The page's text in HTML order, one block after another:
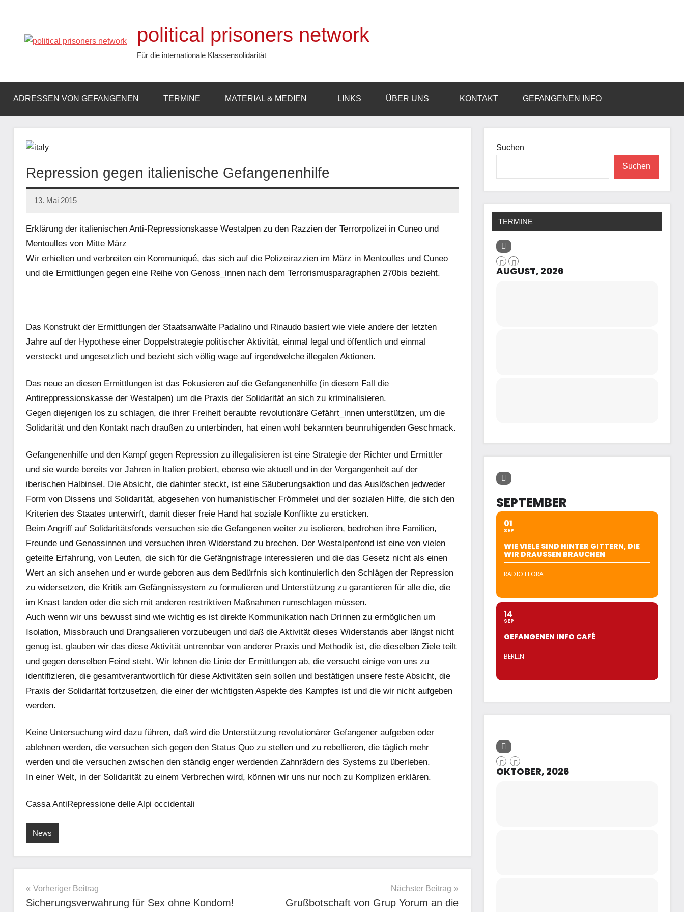
springen
political prisoners network
Für die internationale Klassensolidarität
ADRESSEN VON GEFANGENEN TERMINE MATERIAL & MEDIEN LINKS ÜBER UNS KONTAKT GEFANGENEN INFO
Repression gegen italienische Gefangenenhilfe
13. Mai 2015
admin
Erklärung der italienischen Anti-Repressionskasse Westalpen zu den Razzien der Terrorpolizei in Cuneo und
Mentoulles von Mitte März
Wir erhielten und verbreiten ein Kommuniqué, das sich auf die Polizeirazzien im März in Mentoulles und Cuneo
und die Ermittlungen gegen eine Reihe von Genoss_innen nach dem Terrorismusparagraphen 270bis bezieht.
Das Konstrukt der Ermittlungen der Staatsanwälte Padalino und Rinaudo basiert wie viele andere der letzten
Jahre auf der Hypothese einer Doppelstrategie politischer Aktivität, einmal legal und öffentlich und einmal
versteckt und ungesetzlich und bezieht sich völlig wage auf irgendwelche illegalen Aktionen.
Das neue an diesen Ermittlungen ist das Fokusieren auf die Gefangenenhilfe (in diesem Fall die
Antireppressionskasse der Westalpen) um die Praxis der Solidarität an sich zu kriminalisieren.
Gegen diejenigen los zu schlagen, die ihrer Freiheit beraubte revolutionäre Gefährt_innen unterstützen, um die
Solidarität und den Kontakt nach draußen zu unterbinden, hat einen wohl bekannten beunruhigenden Geschmack.
Gefangenenhilfe und den Kampf gegen Repression zu illegalisieren ist eine Strategie der Richter und Ermittler
und sie wurde bereits vor Jahren in Italien probiert, ebenso wie aktuell und in der Vergangenheit auf der
iberischen Halbinsel. Die Absicht, die dahinter steckt, ist eine Säuberungsaktion und das Auslöschen jedweder
Form von Dissens und Solidarität, abgesehen von humanistischer Frömmelei und der sozialen Hilfe, die sich den
Kriterien des Staates unterwirft, damit dieser freie Hand hat soziale Konflikte zu ersticken.
Beim Angriff auf Solidaritätsfonds versuchen sie die Gefangenen weiter zu isolieren, bedrohen ihre Familien,
Freunde und Genossinnen und versuchen ihren Widerstand zu brechen. Der Westalpenfond ist eine von vielen
geteilte Erfahrung, von Leuten, die sich für die Gefängnisfrage interessieren und die das Gesetz nicht als einen
Wert an sich ansehen und er wurde geboren aus dem Bedürfnis sich kontinuierlich den Schlägen der Repression
zu widersetzen, die Kritik am Gefängnissystem zu formulieren und Unterstützung zu garantieren für alle die, die
im Knast landen oder die sich mit anderen restriktiven Maßnahmen rumschlagen müssen.
Auch wenn wir uns bewusst sind wie wichtig es ist direkte Kommunikation nach Drinnen zu ermöglichen um
Isolation, Missbrauch und Drangsalieren vorzubeugen und daß die Aktivität dieses Widerstands aber längst nicht
genug ist, glauben wir das diese Aktivität untrennbar von anderer Praxis und Methodik ist, die dieselben Ziele teilt
und gegen denselben Feind steht. Wir lehnen die Linie der Ermittlungen ab, die versucht einige von uns zu
identifizieren, die gesamtverantwortlich für diese Aktivitäten sein sollen und bestätigen unsere feste Absicht, die
Praxis der Solidarität fortzusetzen, die einer der wichtigsten Aspekte des Kampfes ist und die wir nicht aufgeben
werden.
Keine Untersuchung wird dazu führen, daß wird die Unterstützung revolutionärer Gefangener aufgeben oder
ablehnen werden, die versuchen sich gegen den Status Quo zu stellen und zu rebellieren, die täglich mehr
werden und die versuchen zwischen den ständig enger werdenden Zahnrädern des Systems zu überleben.
In einer Welt, in der Solidarität zu einem Verbrechen wird, können wir uns nur noch zu Komplizen erklären.
Cassa AntiRepressione delle Alpi occidentali
News
Beitragsnavigation
Vorheriger Beitrag
Sicherungsverwahrung für Sex ohne Kondom!
Nächster Beitrag
Grußbotschaft von Grup Yorum an die
Suchen
Suchen
TERMINE
AUGUST, 2026
SEPTEMBER
01
SEP
WIE VIELE SIND HINTER GITTERN, DIE
WIR DRAUSSEN BRAUCHEN
RADIO FLORA
14
SEP
GEFANGENEN INFO CAFÉ
BERLIN
OKTOBER, 2026